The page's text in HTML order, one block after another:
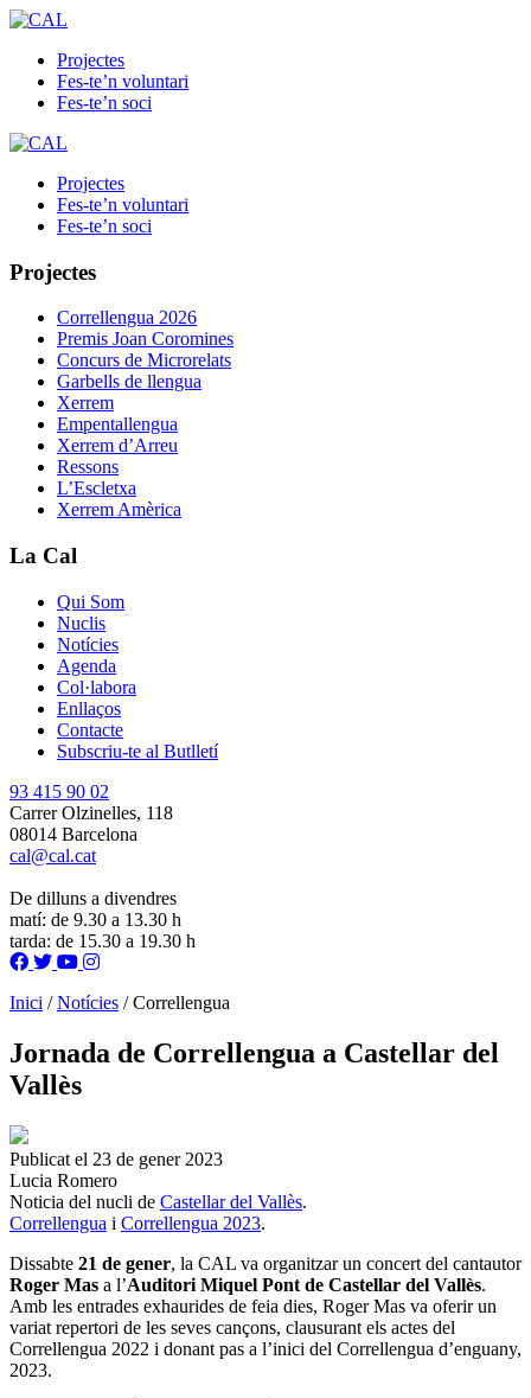
Projectes
Fes-te’n voluntari
Fes-te’n soci
Projectes
Fes-te’n voluntari
Fes-te’n soci
Projectes
Correllengua 2026
Premis Joan Coromines
Concurs de Microrelats
Garbells de llengua
Xerrem
Empentallengua
Xerrem d’Arreu
Ressons
L’Escletxa
Xerrem Amèrica
La Cal
Qui Som
Nuclis
Notícies
Agenda
Col·labora
Enllaços
Contacte
Subscriu-te al Butlletí
93 415 90 02
Carrer Olzinelles, 118
08014 Barcelona
cal@cal.cat
De dilluns a divendres
matí: de 9.30 a 13.30 h
tarda: de 15.30 a 19.30 h
Inici /Notícies /Correllengua
Jornada de Correllengua a Castellar del
Vallès
Publicat el 23 de gener 2023
Lucia Romero
Noticia del nucli de Castellar del Vallès.
Correllengua i Correllengua 2023.
Dissabte 21 de gener, la CAL va organitzar un concert del cantautor
Roger Mas a l’Auditori Miquel Pont de Castellar del Vallès.
Amb les entrades exhaurides de feia dies, Roger Mas va oferir un
variat repertori de les seves cançons, clausurant els actes del
Correllengua 2022 i donant pas a l’inici del Correllengua d’enguany,
2023.